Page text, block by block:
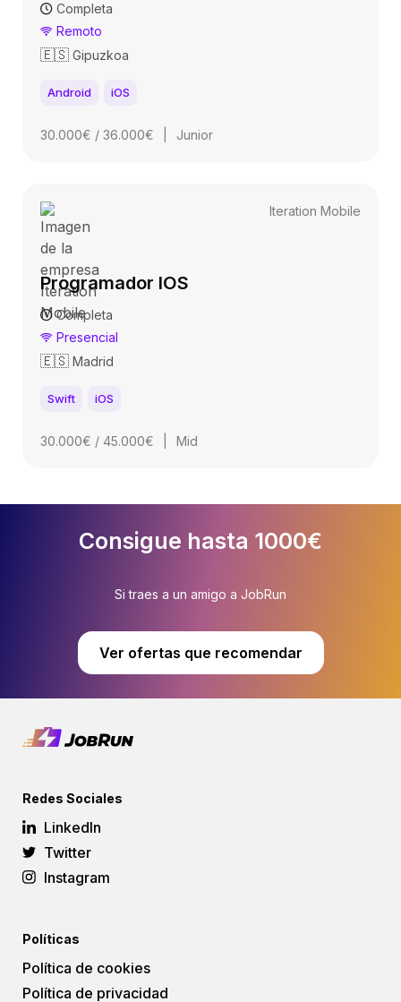
Completa
Remoto
🇪🇸 Gipuzkoa
Android iOS
30.000€ / 36.000€ Junior
Iteration Mobile
Programador IOS
Completa
Presencial
🇪🇸 Madrid
Swift iOS
30.000€ / 45.000€ Mid
1000€
Consigue hasta 1000€
Si traes a un amigo a JobRun
Ver ofertas que recomendar
Redes Sociales
LinkedIn
Twitter
Instagram
Políticas
Política de cookies
Política de privacidad